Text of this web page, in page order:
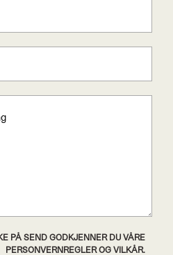
PÅ SEND GODKJENNER DU VÅRE
PERSONVERNREGLER OG VILKÅR.